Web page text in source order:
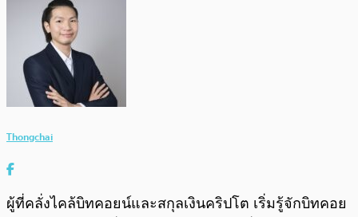
Thongchai
ผู้ที่คลั่งไคล้บิทคอยน์และสกุลเงินคริปโต เริ่มรู้จักบิทคอย